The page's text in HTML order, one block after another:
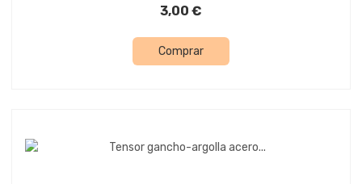
3,00 €
Comprar